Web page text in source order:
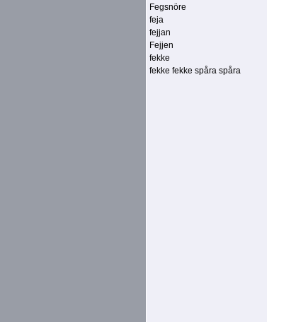
Fegsnöre
feja
fejjan
Fejjen
fekke
fekke fekke spåra spåra